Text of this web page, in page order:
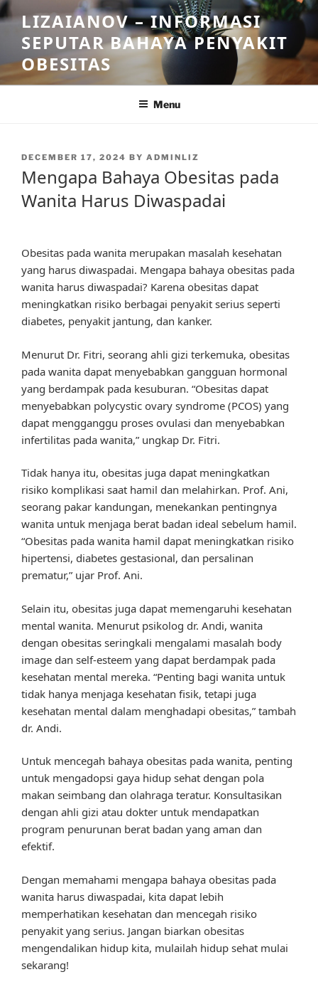
Skip
to
content
LIZAIANOV – INFORMASI
SEPUTAR BAHAYA PENYAKIT
OBESITAS
Menu
POSTED
DECEMBER 17, 2024 BY ADMINLIZ
Mengapa Bahaya Obesitas pada
Wanita Harus Diwaspadai
Obesitas pada wanita merupakan masalah kesehatan
yang harus diwaspadai. Mengapa bahaya obesitas pada
wanita harus diwaspadai? Karena obesitas dapat
meningkatkan risiko berbagai penyakit serius seperti
diabetes, penyakit jantung, dan kanker.
Menurut Dr. Fitri, seorang ahli gizi terkemuka, obesitas
pada wanita dapat menyebabkan gangguan hormonal
yang berdampak pada kesuburan. “Obesitas dapat
menyebabkan polycystic ovary syndrome (PCOS) yang
dapat mengganggu proses ovulasi dan menyebabkan
infertilitas pada wanita,” ungkap Dr. Fitri.
Tidak hanya itu, obesitas juga dapat meningkatkan
risiko komplikasi saat hamil dan melahirkan. Prof. Ani,
seorang pakar kandungan, menekankan pentingnya
wanita untuk menjaga berat badan ideal sebelum hamil.
“Obesitas pada wanita hamil dapat meningkatkan risiko
hipertensi, diabetes gestasional, dan persalinan
prematur,” ujar Prof. Ani.
Selain itu, obesitas juga dapat memengaruhi kesehatan
mental wanita. Menurut psikolog dr. Andi, wanita
dengan obesitas seringkali mengalami masalah body
image dan self-esteem yang dapat berdampak pada
kesehatan mental mereka. “Penting bagi wanita untuk
tidak hanya menjaga kesehatan fisik, tetapi juga
kesehatan mental dalam menghadapi obesitas,” tambah
dr. Andi.
Untuk mencegah bahaya obesitas pada wanita, penting
untuk mengadopsi gaya hidup sehat dengan pola
makan seimbang dan olahraga teratur. Konsultasikan
dengan ahli gizi atau dokter untuk mendapatkan
program penurunan berat badan yang aman dan
efektif.
Dengan memahami mengapa bahaya obesitas pada
wanita harus diwaspadai, kita dapat lebih
memperhatikan kesehatan dan mencegah risiko
penyakit yang serius. Jangan biarkan obesitas
mengendalikan hidup kita, mulailah hidup sehat mulai
sekarang!